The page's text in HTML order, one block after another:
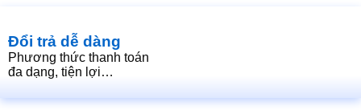
Đổi trả dễ dàng
Phương thức thanh toán
đa dạng, tiện lợi…